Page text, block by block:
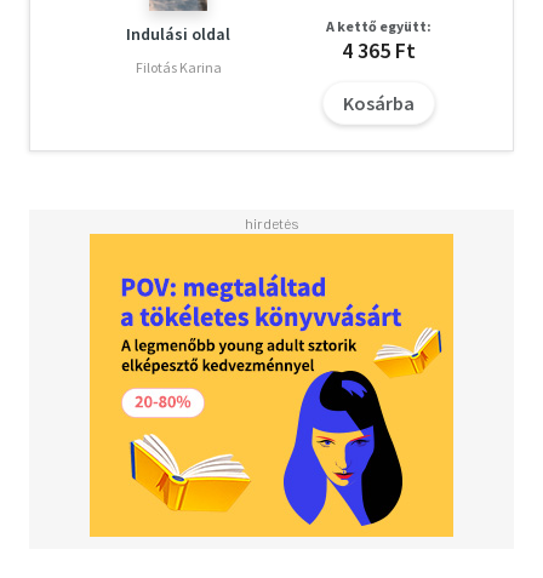
Indulási oldal
Filotás Karina
A kettő együtt:
4 365 Ft
Kosárba